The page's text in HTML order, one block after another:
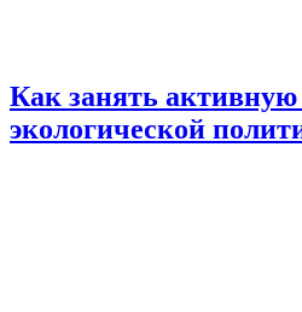
Как занять
экологической